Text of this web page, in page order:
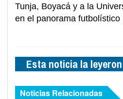
Tunja, Boyacá y a la
en el panorama futbolístico
Esta noticia la
Noticias Relacionadas